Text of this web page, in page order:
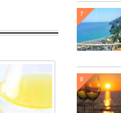
7
8